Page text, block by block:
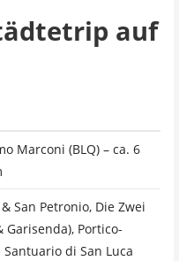
auf
Marconi (BLQ) – ca. 6
San Petronio, Die Zwei
Portico-
di San Luca